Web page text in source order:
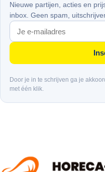
Nieuwe partijen, acties en
inbox. Geen spam,
Door je in te schrijven ga je
met één klik.